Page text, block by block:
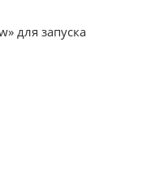
для запуска